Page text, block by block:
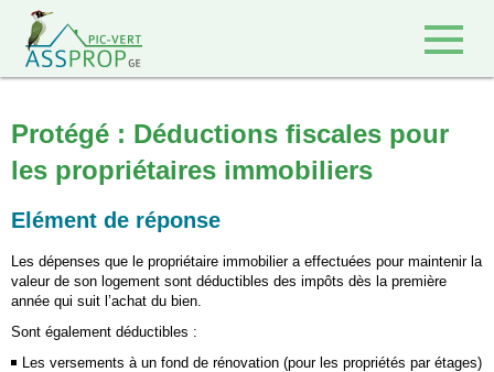
Protégé : Déductions fiscales pour
les propriétaires immobiliers
Elément de réponse
Les dépenses que le propriétaire immobilier a effectuées pour maintenir la
valeur de son logement sont déductibles des impôts dès la première
année qui suit l’achat du bien.
Sont également déductibles :
Les versements à un fond de rénovation (pour les propriétés par étages)